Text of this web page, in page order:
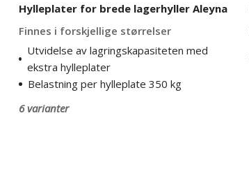
Hylleplater for brede lagerhyller Aleyna
Finnes i forskjellige størrelser
Utvidelse av lagringskapasiteten med
ekstra hylleplater
Belastning per hylleplate 350 kg
6 varianter